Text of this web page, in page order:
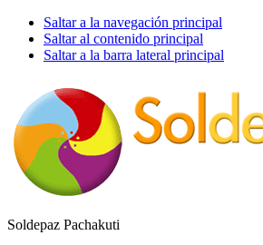
Saltar a la navegación principal
Saltar al contenido principal
Saltar a la barra lateral principal
Soldepaz Pachakuti